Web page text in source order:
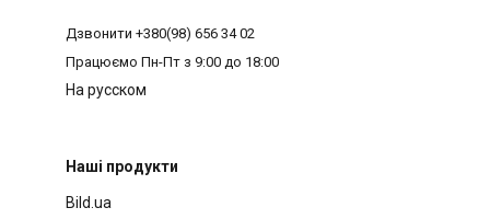
Дзвонити +380(98) 656 34 02
Працюємо Пн-Пт з 9:00 до 18:00
На русском
Наші продукти
Bild.ua